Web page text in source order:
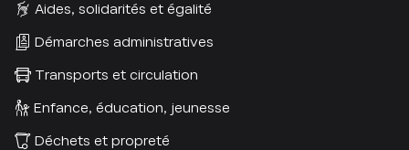
Aides, solidarités et égalité
Démarches administratives
Transports et circulation
Enfance, éducation, jeunesse
Déchets et propreté